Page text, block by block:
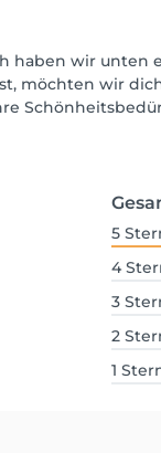
haben wir
möchten wir
5
4
3
2
1